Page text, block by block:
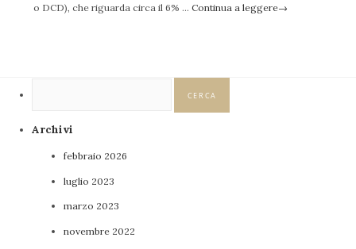
o DCD), che riguarda circa il 6% … Continua a leggere→
Archivi
febbraio 2026
luglio 2023
marzo 2023
novembre 2022